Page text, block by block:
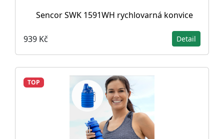
Sencor SWK 1591WH rychlovarná konvice
939 Kč Detail
TOP